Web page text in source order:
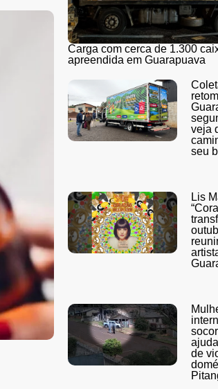
Carga com cerca de 1.300
apreendida em Guarapuava
veja
seu
Lis
de